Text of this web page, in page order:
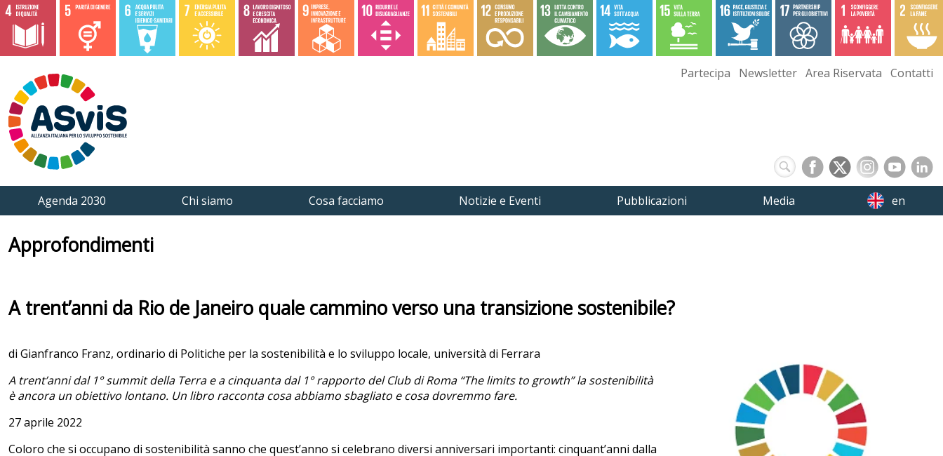
Partecipa Newsletter Area Riservata Contatti
Agenda 2030 Chi siamo Cosa facciamo Notizie e Eventi Pubblicazioni Media en
Approfondimenti
A trent’anni da Rio de Janeiro quale cammino verso una transizione sostenibile?
di Gianfranco Franz, ordinario di Politiche per la sostenibilità e lo sviluppo locale, università di Ferrara
A trent’anni dal 1° summit della Terra e a cinquanta dal 1° rapporto del Club di Roma “The limits to growth” la sostenibilità
è ancora un obiettivo lontano. Un libro racconta cosa abbiamo sbagliato e cosa dovremmo fare.
27 aprile 2022
Coloro che si occupano di sostenibilità sanno che quest’anno si celebrano diversi anniversari importanti: cinquant’anni dalla